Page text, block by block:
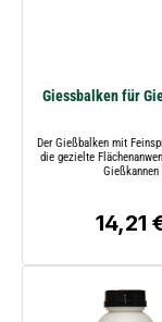
Giessbalken für
Der Gießbalken mit
die gezielte
Gießkannen
14,21